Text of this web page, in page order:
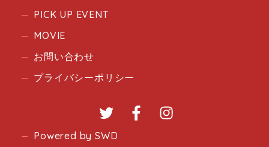
PICK UP EVENT
MOVIE
お問い合わせ
プライバシーポリシー
Twitter Facebook
Powered by SWD